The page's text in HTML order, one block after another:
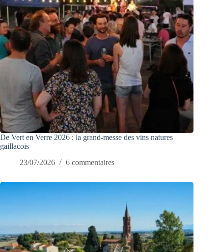
De Vert en Verre 2026 : la grand-messe des vins natures
gaillacois
23/07/2026
6 commentaires